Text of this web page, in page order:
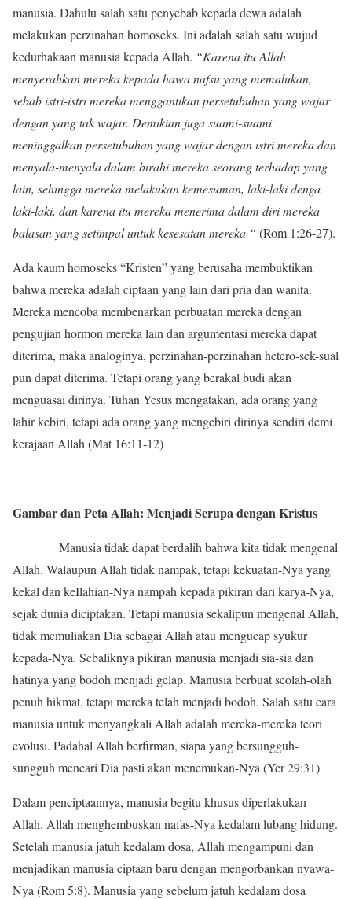
manusia. Dahulu salah satu penyebab kepada dewa adalah
melakukan perzinahan homoseks. Ini adalah salah satu wujud
kedurhakaan manusia kepada Allah. “Karena itu Allah
menyerahkan mereka kepada hawa nafsu yang memalukan,
sebab istri-istri mereka menggantikan persetubuhan yang wajar
dengan yang tak wajar. Demikian juga suami-suami
meninggalkan persetubuhan yang wajar dengan istri mereka dan
menyala-menyala dalam birahi mereka seorang terhadap yang
lain, sehingga mereka melakukan kemesuman, laki-laki denga
laki-laki, dan karena itu mereka menerima dalam diri mereka
balasan yang setimpal untuk kesesatan mereka “ (Rom 1:26-27).
Ada kaum homoseks “Kristen” yang berusaha membuktikan
bahwa mereka adalah ciptaan yang lain dari pria dan wanita.
Mereka mencoba membenarkan perbuatan mereka dengan
pengujian hormon mereka lain dan argumentasi mereka dapat
diterima, maka analoginya, perzinahan-perzinahan hetero-sek-sual
pun dapat diterima. Tetapi orang yang berakal budi akan
menguasai dirinya. Tuhan Yesus mengatakan, ada orang yang
lahir kebiri, tetapi ada orang yang mengebiri dirinya sendiri demi
kerajaan Allah (Mat 16:11-12)
Gambar dan Peta Allah: Menjadi Serupa dengan Kristus
Manusia tidak dapat berdalih bahwa kita tidak mengenal
Allah. Walaupun Allah tidak nampak, tetapi kekuatan-Nya yang
kekal dan keIlahian-Nya nampah kepada pikiran dari karya-Nya,
sejak dunia diciptakan. Tetapi manusia sekalipun mengenal Allah,
tidak memuliakan Dia sebagai Allah atau mengucap syukur
kepada-Nya. Sebaliknya pikiran manusia menjadi sia-sia dan
hatinya yang bodoh menjadi gelap. Manusia berbuat seolah-olah
penuh hikmat, tetapi mereka telah menjadi bodoh. Salah satu cara
manusia untuk menyangkali Allah adalah mereka-mereka teori
evolusi. Padahal Allah berfirman, siapa yang bersungguh-
sungguh mencari Dia pasti akan menemukan-Nya (Yer 29:31)
Dalam penciptaannya, manusia begitu khusus diperlakukan
Allah. Allah menghembuskan nafas-Nya kedalam lubang hidung.
Setelah manusia jatuh kedalam dosa, Allah mengampuni dan
menjadikan manusia ciptaan baru dengan mengorbankan nyawa-
Nya (Rom 5:8). Manusia yang sebelum jatuh kedalam dosa